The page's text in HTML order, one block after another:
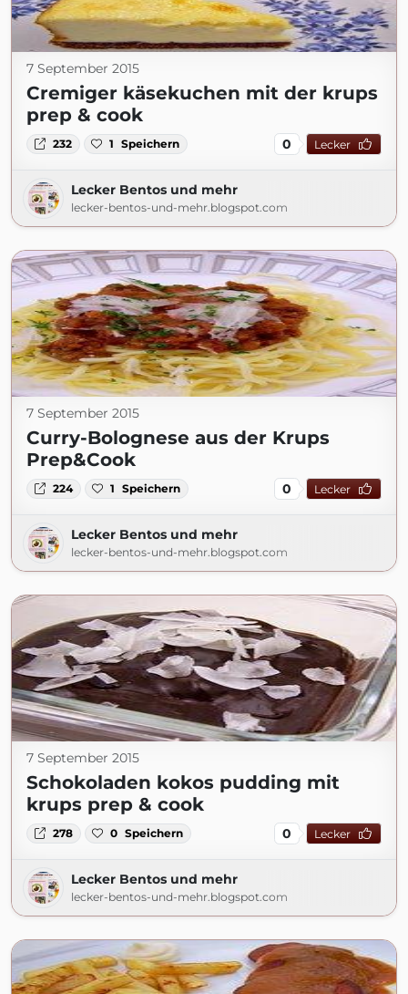
7 September 2015
Cremiger käsekuchen mit der krups
prep & cook
232 1 Speichern 0 Lecker
Lecker Bentos und mehr
lecker-bentos-und-mehr.blogspot.com
7 September 2015
Curry-Bolognese aus der Krups
Prep&Cook
224 1 Speichern 0 Lecker
Lecker Bentos und mehr
lecker-bentos-und-mehr.blogspot.com
7 September 2015
Schokoladen kokos pudding mit
krups prep & cook
278 0 Speichern 0 Lecker
Lecker Bentos und mehr
lecker-bentos-und-mehr.blogspot.com